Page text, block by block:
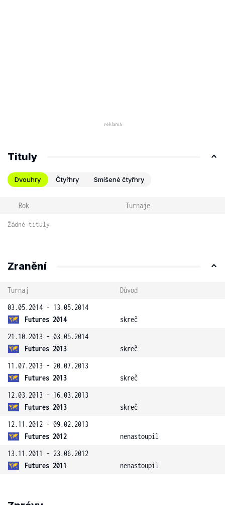
Tituly
Dvouhry Čtyřhry Smíšené čtyřhry
Rok Turnaje
Žádné tituly
Zranění
Turnaj
Důvod
03.05.2014 - 13.05.2014
Futures 2014
skreč
21.10.2013 - 03.05.2014
Futures 2013
skreč
11.07.2013 - 20.07.2013
Futures 2013
skreč
12.03.2013 - 16.03.2013
Futures 2013
skreč
12.11.2012 - 09.02.2013
Futures 2012
nenastoupil
13.11.2011 - 23.06.2012
Futures 2011
nenastoupil